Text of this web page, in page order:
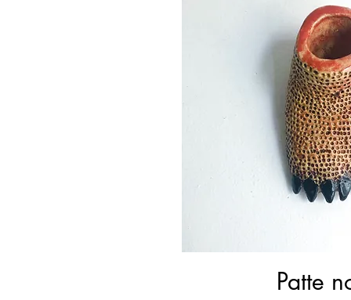
Patte